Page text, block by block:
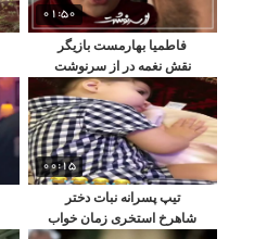
01:50
فاطمیا بهارمست بازیگر
نقش نغمه در از سرنوشت
00:15
تیپ پسرانه نبات دختر
شاهرخ استخری زمان خواب